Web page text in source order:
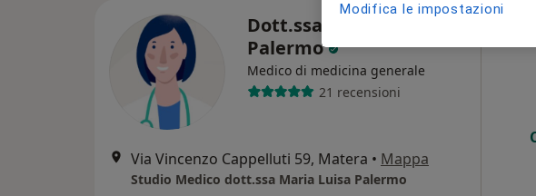
Dott.ssa Maria Luisa
Palermo
Medico di medicina generale
21 recensioni
Via Vincenzo Cappelluti 59, Matera • Mappa
Studio Medico dott.ssa Maria Luisa Palermo
Modifica le impostazioni